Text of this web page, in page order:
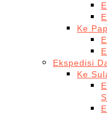
Ke
Ekspedisi
Ke